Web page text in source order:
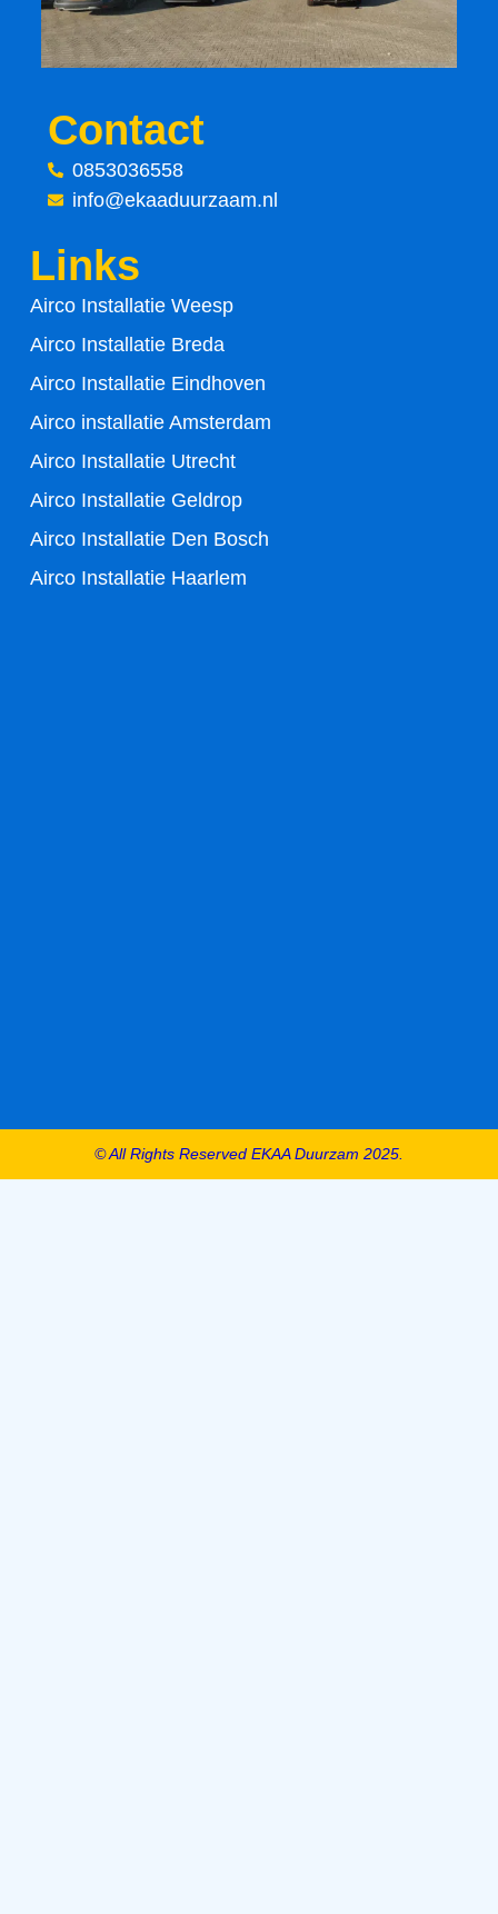
o
o
k
-
e
Contact
0853036558
info@ekaaduurzaam.nl
Links
Airco Installatie Weesp
Airco Installatie Breda
Airco Installatie Eindhoven
Airco installatie Amsterdam
Airco Installatie Utrecht
Airco Installatie Geldrop
Airco Installatie Den Bosch
Airco Installatie Haarlem
© All Rights Reserved EKAA Duurzam 2025.